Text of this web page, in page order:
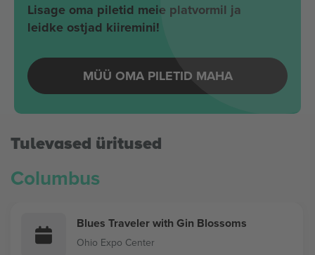
Lisage oma piletid meie platvormil ja
leidke ostjad kiiremini!
MÜÜ OMA PILETID MAHA
Tulevased üritused
Columbus
Blues Traveler with Gin Blossoms
Ohio Expo Center